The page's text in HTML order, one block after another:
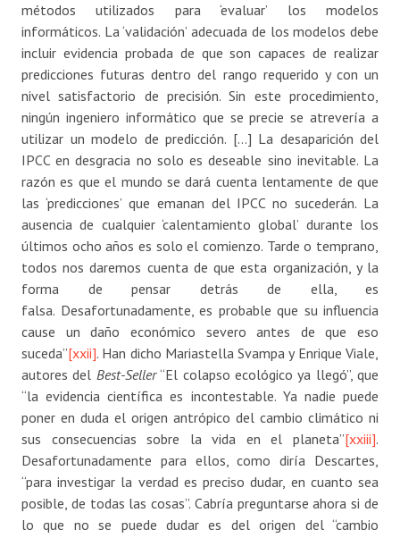
métodos utilizados para ‘evaluar’ los modelos
informáticos. La ‘validación’ adecuada de los modelos debe
incluir evidencia probada de que son capaces de realizar
predicciones futuras dentro del rango requerido y con un
nivel satisfactorio de precisión. Sin este procedimiento,
ningún ingeniero informático que se precie se atrevería a
utilizar un modelo de predicción. […] La desaparición del
IPCC en desgracia no solo es deseable sino inevitable. La
razón es que el mundo se dará cuenta lentamente de que
las ‘predicciones’ que emanan del IPCC no sucederán. La
ausencia de cualquier ‘calentamiento global’ durante los
últimos ocho años es solo el comienzo. Tarde o temprano,
todos nos daremos cuenta de que esta organización, y la
forma de pensar detrás de ella, es
falsa. Desafortunadamente, es probable que su influencia
cause un daño económico severo antes de que eso
suceda”[xxii]. Han dicho Mariastella Svampa y Enrique Viale,
autores del Best-Seller“El colapso ecológico ya llegó”, que
“la evidencia científica es incontestable. Ya nadie puede
poner en duda el origen antrópico del cambio climático ni
sus consecuencias sobre la vida en el planeta”[xxiii].
Desafortunadamente para ellos, como diría Descartes,
“para investigar la verdad es preciso dudar, en cuanto sea
posible, de todas las cosas”. Cabría preguntarse ahora si de
lo que no se puede dudar es del origen del “cambio